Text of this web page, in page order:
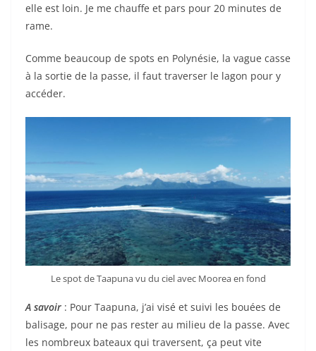
elle est loin. Je me chauffe et pars pour 20 minutes de
rame.
Comme beaucoup de spots en Polynésie, la vague casse
à la sortie de la passe, il faut traverser le lagon pour y
accéder.
Le spot de Taapuna vu du ciel avec Moorea en fond
A savoir : Pour Taapuna, j’ai visé et suivi les bouées de
balisage, pour ne pas rester au milieu de la passe. Avec
les nombreux bateaux qui traversent, ça peut vite